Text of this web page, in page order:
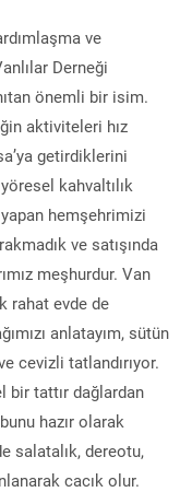
ve
Derneği
önemli bir isim.
aktiviteleri hız
getirdiklerini
kahvaltılık
yapan hemşehrimizi
ve satışında
meşhurdur. Van
rahat evde de
anlatayım, sütün
cevizli tatlandırıyor.
bir tattır dağlardan
hazır olarak
salatalık, dereotu,
cacık olur.